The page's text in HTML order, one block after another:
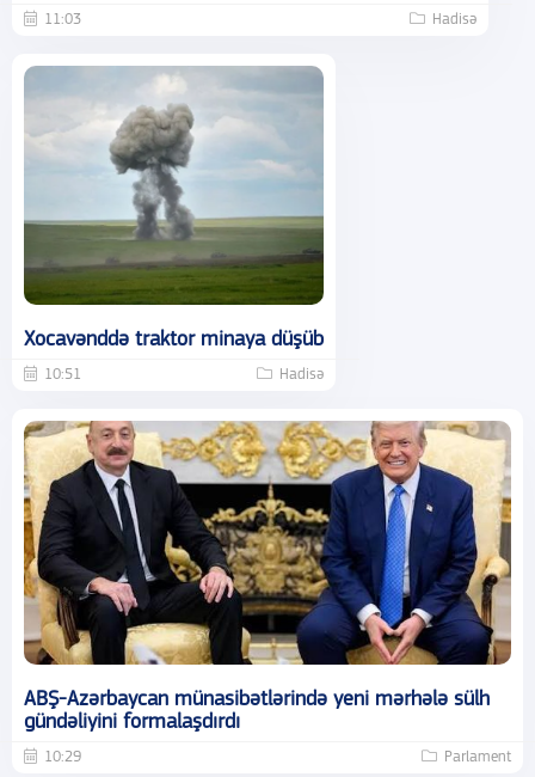
11:03 Hadisə
Xocavənddə traktor minaya düşüb
10:51 Hadisə
ABŞ-Azərbaycan münasibətlərində yeni mərhələ sülh
gündəliyini formalaşdırdı
10:29 Parlament